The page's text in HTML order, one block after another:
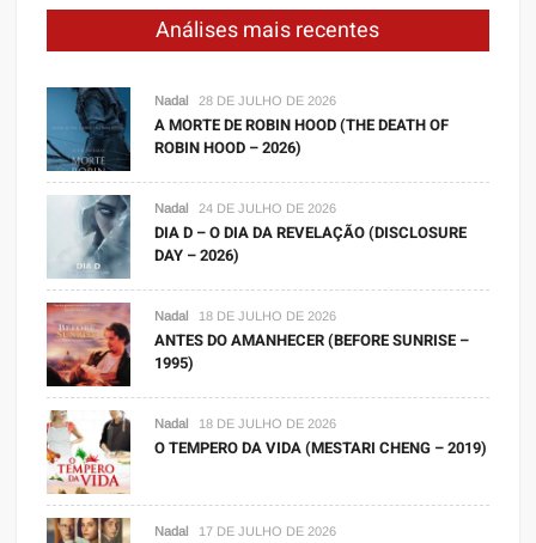
Análises mais recentes
Nadal 28 DE JULHO DE 2026
A MORTE DE ROBIN HOOD (THE DEATH OF
ROBIN HOOD – 2026)
Nadal 24 DE JULHO DE 2026
DIA D – O DIA DA REVELAÇÃO (DISCLOSURE
DAY – 2026)
Nadal 18 DE JULHO DE 2026
ANTES DO AMANHECER (BEFORE SUNRISE –
1995)
Nadal 18 DE JULHO DE 2026
O TEMPERO DA VIDA (MESTARI CHENG – 2019)
Nadal 17 DE JULHO DE 2026